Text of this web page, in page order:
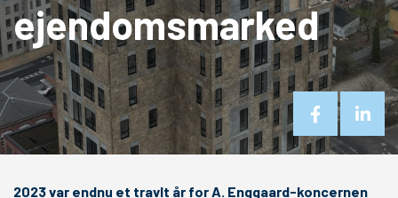
ejendomsmarked
2023 var endnu et travlt år for A. Enggaard-koncernen